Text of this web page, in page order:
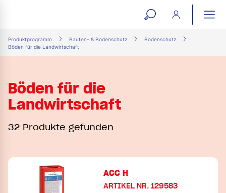
open
search
form
Produktprogramm Bauten- & Bodenschutz
Bodenschutz
Böden für die Landwirtschaft
Böden für die
Landwirtschaft
32 Produkte gefunden
ACC H
ARTIKEL NR. 129583